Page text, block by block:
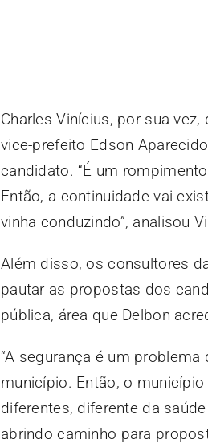
Charles Vinícius, por sua
vice-prefeito Edson
candidato. “É um
Então, a continuidade vai
vinha conduzindo”, analisou
Além disso, os consultores
pautar as propostas dos
pública, área que Delbon
“A segurança é um
município. Então, o
diferentes, diferente da
abrindo caminho para